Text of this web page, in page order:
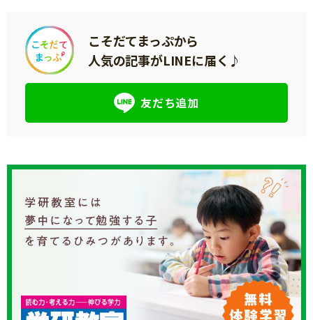
こそだてまっぷから
人気の記事がLINEに届く♪
友だち追加